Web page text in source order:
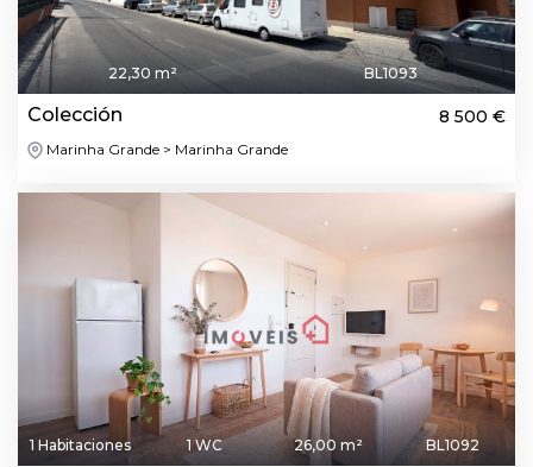
22,30 m² BL1093
Colección 8 500 €
Marinha Grande > Marinha Grande
1 Habitaciones 1 WC 26,00 m² BL1092